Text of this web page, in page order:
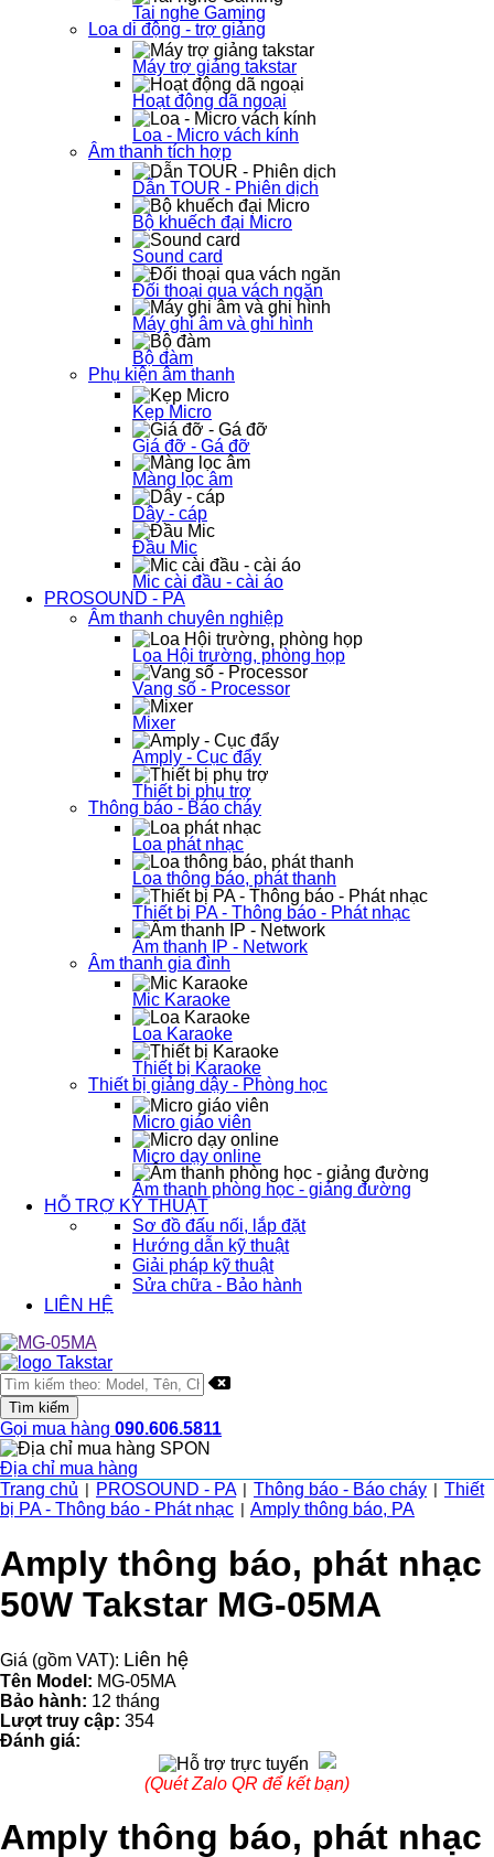
Tai nghe Gaming
Loa di động - trợ giảng
Máy trợ giảng takstar
Hoạt động dã ngoại
Loa - Micro vách kính
Âm thanh tích hợp
Dẫn TOUR - Phiên dịch
Bộ khuếch đại Micro
Sound card
Đối thoại qua vách ngăn
Máy ghi âm và ghi hình
Bộ đàm
Phụ kiện âm thanh
Kẹp Micro
Giá đỡ - Gá đỡ
Màng lọc âm
Dây - cáp
Đầu Mic
Mic cài đầu - cài áo
PROSOUND - PA
Âm thanh chuyên nghiệp
Loa Hội trường, phòng họp
Vang số - Processor
Mixer
Amply - Cục đẩy
Thiết bị phụ trợ
Thông báo - Báo cháy
Loa phát nhạc
Loa thông báo, phát thanh
Thiết bị PA - Thông báo - Phát nhạc
Âm thanh IP - Network
Âm thanh gia đình
Mic Karaoke
Loa Karaoke
Thiết bị Karaoke
Thiết bị giảng dậy - Phòng học
Micro giáo viên
Micro dạy online
Âm thanh phòng học - giảng đường
HỖ TRỢ KỸ THUẬT
Sơ đồ đấu nối, lắp đặt
Hướng dẫn kỹ thuật
Giải pháp kỹ thuật
Sửa chữa - Bảo hành
LIÊN HỆ
Gọi mua hàng 090.606.5811
Địa chỉ mua hàng
Trang chủ
PROSOUND - PA Thông báo - Báo cháy
Thiết
bị PA - Thông báo - Phát nhạc
Amply thông báo, PA
Amply thông báo, phát nhạc
50W Takstar MG-05MA
Giá (gồm VAT): Liên hệ
Tên Model: MG-05MA
Bảo hành: 12 tháng
Lượt truy cập: 354
Đánh giá:
(Quét Zalo QR để kết bạn)
Amply thông báo, phát nhạc